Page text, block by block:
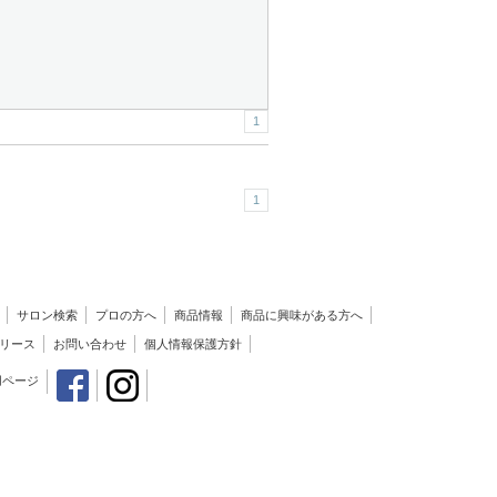
1
1
サロン検索 プロの方へ 商品情報 商品に興味がある方へ
ース お問い合わせ 個人情報保護方針
ージ